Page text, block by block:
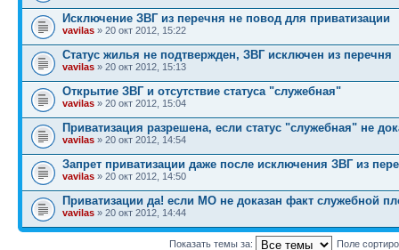
Исключение ЗВГ из перечня не повод для приватизации
vavilas » 20 окт 2012, 15:22
Статус жилья не подтвержден, ЗВГ исключен из перечня
vavilas » 20 окт 2012, 15:13
Открытие ЗВГ и отсутствие статуса "служебная"
vavilas » 20 окт 2012, 15:04
Приватизация разрешена, если статус "служебная" не
vavilas » 20 окт 2012, 14:54
Запрет приватизации даже после исключения ЗВГ из
vavilas » 20 окт 2012, 14:50
Приватизации да! если МО не доказан факт служебной
vavilas » 20 окт 2012, 14:44
Показать темы за: Поле